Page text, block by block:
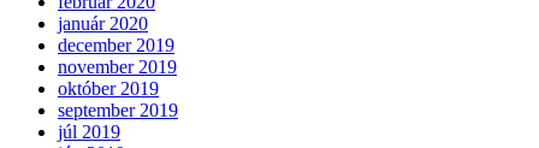
január 2020
december 2019
november 2019
október 2019
september 2019
júl 2019